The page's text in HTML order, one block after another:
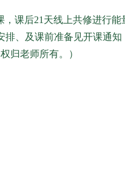
课后21天线上共修进行
、及课前准备见开课通知
归老师所有。）